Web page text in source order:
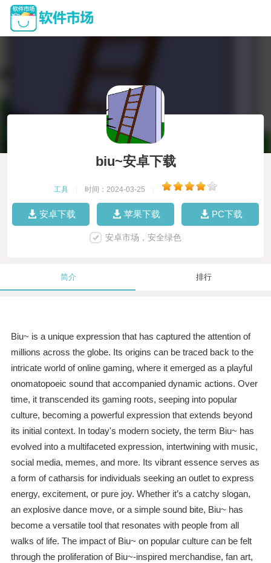
biu~安卓下载
工具 时间：2024-03-25
安卓下载 苹果下载 PC下载
安卓市场，安全绿色
简介 排行
Biu~ is a unique expression that has captured the attention of
millions across the globe. Its origins can be traced back to the
intricate world of online gaming, where it emerged as a playful
onomatopoeic sound that accompanied dynamic actions. Over
time, it transcended its gaming roots, seeping into popular
culture, becoming a powerful expression that extends beyond
its initial context. In today's modern society, the term Biu~ has
evolved into a multifaceted expression, intertwining with music,
social media, memes, and more. Its vibrant essence serves as
a form of catharsis for individuals seeking an outlet to express
energy, excitement, or pure joy. Whether it’s a catchy slogan,
an explosive dance move, or a simple sound bite, Biu~ has
become a versatile tool that resonates with people from all
walks of life. The impact of Biu~ on popular culture can be felt
through the proliferation of Biu~-inspired merchandise, fan art,